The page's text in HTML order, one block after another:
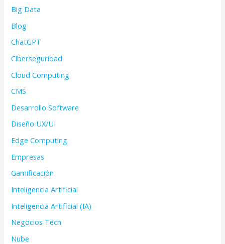
Big Data
Blog
ChatGPT
Ciberseguridad
Cloud Computing
CMS
Desarrollo Software
Diseño UX/UI
Edge Computing
Empresas
Gamificación
Inteligencia Artificial
Inteligencia Artificial (IA)
Negocios Tech
Nube